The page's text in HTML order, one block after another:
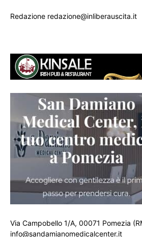
Redazione redazione@inliberauscita.it
Via Campobello 1/A, 00071 Pomezia
info@sandamianomedicalcenter.it